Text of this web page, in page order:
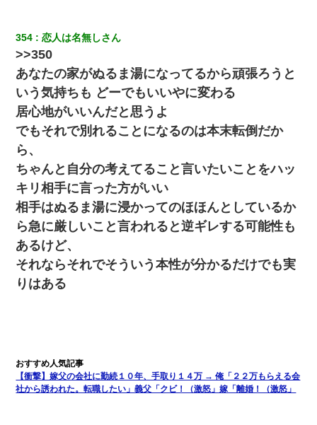
クラスで一人無口で誰とも話さない男子がいた。→修学旅行に来
なかったその男子に女子達がお土産を渡した。5分後…
昨日37歳のおばさんと行為したんだけどめちゃくちゃだった
【衝撃】職場に入って来た綺麗な新人さんに職場を案内すること
に → 新人「ドンッ！」私「！？」→ 突然、突き飛ばされて左手
の甲を踏みつけられて…
9月に付き合い始めたけどこの、この人と結婚はないわと判断して
別れた。その元彼が交通事故で重体になっているらしく…
父が他界→父のフリン相手『どうか相続を放棄して下さい、昔の
ことは謝ります。ごめんなさい…』私「お子さんはフリン略奪婚
って知ってるの？」相手『 』結果→
【考察】兄嫁急死の1年後、兄が引越すというので手伝いに行った
ら下着が入った引き出しの奥にとんでもないモノを見つけた
父親がくも膜下出血で突然ﾀﾋ。→母の貯金が0なことが判明。→母
「私を家に置いてほしい、どうか見捨てないで(土下座」俺・嫁
354 恋人は名無しさん
>>350
あなたの家がぬるま湯になってるから頑張ろうと
いう気持ちも どーでもいいやに変わる
居心地がいいんだと思うよ
でもそれで別れることになるのは本末転倒だか
ら、
ちゃんと自分の考えてること言いたいことをハッ
キリ相手に言った方がいい
相手はぬるま湯に浸かってのほほんとしているか
ら急に厳しいこと言われると逆ギレする可能性も
あるけど、
それならそれでそういう本性が分かるだけでも実
りはある
【衝撃】嫁父の会社に勤続１０年、手取り１４万 → 俺「２２万もらえる会
社から誘われた。転職したい」義父「クビ！（激怒」嫁「離婚！（激怒」